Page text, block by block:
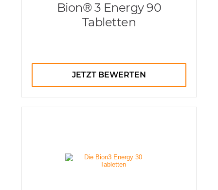
Bion® 3 Energy 90
Tabletten
JETZT BEWERTEN